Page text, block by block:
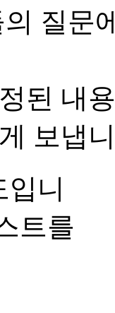
질문
된 내
보냅